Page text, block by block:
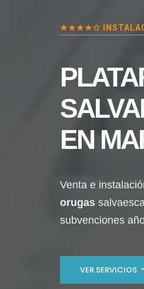
★★★★✩
EN
Venta e
orugas
subvenciones
VER SERVICIOS